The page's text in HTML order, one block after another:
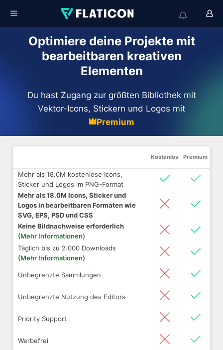
Optimiere deine Projekte mit
bearbeitbaren kreativen
Elementen
Du hast Zugang zur größten Bibliothek mit
Vektor-Icons, Stickern und Logos mit
Premium
Kostenlos Premium
Mehr als 18.0M kostenlose Icons,
Sticker und Logos im PNG-Format
Mehr als 18.0M Icons, Sticker und
Logos in bearbeitbaren Formaten wie
SVG, EPS, PSD und CSS
Keine Bildnachweise erforderlich
(Mehr Informationen)
Täglich bis zu 2.000 Downloads
(Mehr Informationen)
Unbegrenzte Sammlungen
Unbegrenzte Nutzung des Editors
Priority Support
Werbefrei